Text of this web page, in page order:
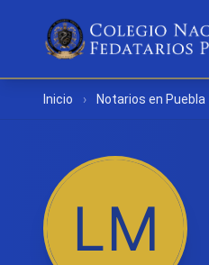
Inicio › Notarios en Puebla